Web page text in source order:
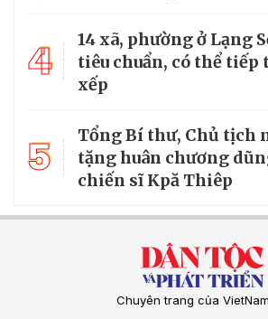
4
14 xã, phường ở Lạng
tiêu chuẩn, có thể tiếp
xếp
5
Tổng Bí thư, Chủ tịch
tặng huân chương
chiến sĩ Kpă Thiêp
Chuyên trang của